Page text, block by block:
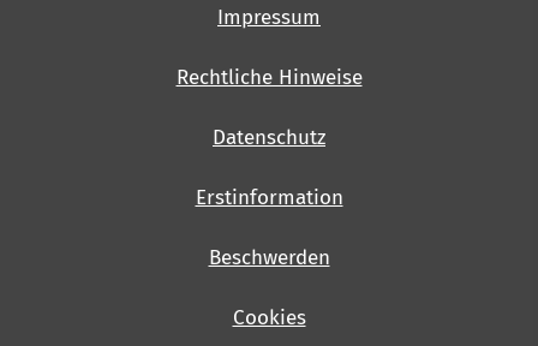
Impressum
Rechtliche Hinweise
Datenschutz
Erstinformation
Beschwerden
Cookies